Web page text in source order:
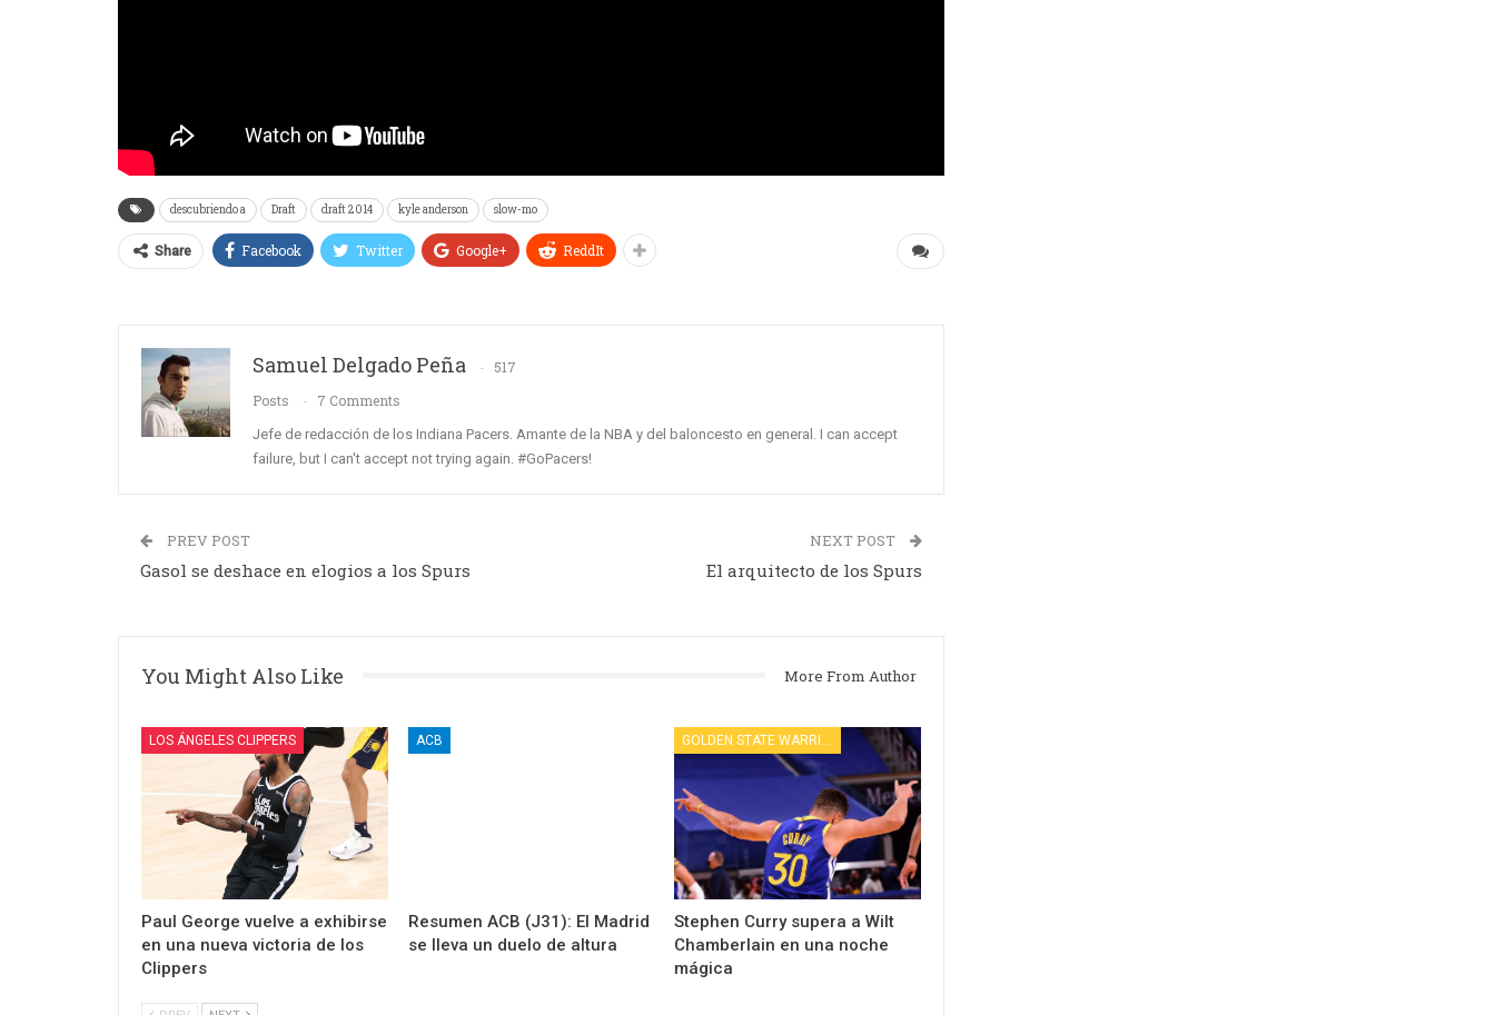
descubriendo a Draft draft 2014 kyle anderson slow-mo
Share Facebook Twitter Google+ ReddIt
Samuel Delgado Peña
517
Posts
7 Comments
Jefe de redacción de los Indiana Pacers. Amante de la NBA y del baloncesto en general. I can accept
failure, but I can't accept not trying again. #GoPacers!
PREV POST
Gasol se deshace en elogios a los Spurs
NEXT POST
El arquitecto de los Spurs
You Might Also Like More From Author
LOS ÁNGELES CLIPPERS
Paul George vuelve a exhibirse
en una nueva victoria de los
Clippers
ACB
Resumen ACB (J31): El Madrid
se lleva un duelo de altura
GOLDEN STATE WARRIORS
Stephen Curry supera a Wilt
Chamberlain en una noche
mágica